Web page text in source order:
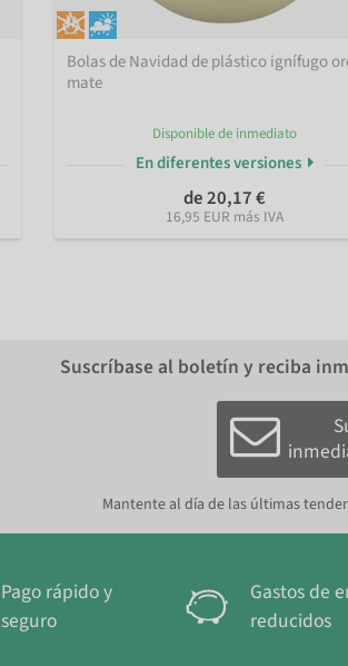
Bolas de Navidad de plástico ignífugo
mate
Disponible de inmediato
En diferentes versiones
de 20,17 €
16,95 EUR más IVA
Suscríbase al boletín y reciba
Mantente al día de las últimas
Pago rápido y
seguro
Gastos de
reducidos